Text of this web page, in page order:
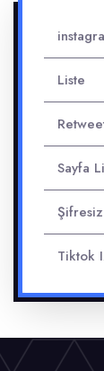
Liste
Sayfa
Tiktok